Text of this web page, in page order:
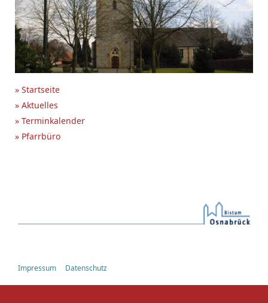
» Startseite
» Aktuelles
» Terminkalender
» Pfarrbüro
Impressum Datenschutz